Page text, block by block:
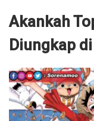
Akankah
Diungkap